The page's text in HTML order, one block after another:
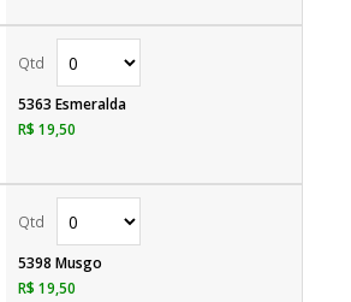
5363 Esmeralda
R$ 19,50
5398 Musgo
R$ 19,50